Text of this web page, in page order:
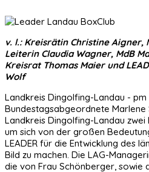
v. l.: Kreisrätin Christine Aigner,
Leiterin Claudia Wagner, MdB
Kreisrat Thomas Maier und
Wolf
Landkreis Dingolfing-Landau - pm
Bundestagsabgeordnete
Landkreis Dingolfing-Landau zwei
um sich von der großen
LEADER für die Entwicklung des
Bild zu machen. Die LAG-
die von Frau Schönberger, sowie